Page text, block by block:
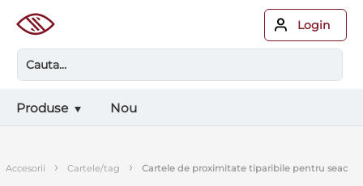
Login
Produse Nou
accesorii › cartele/tag › cartele de proximitate tiparibile pentru seac